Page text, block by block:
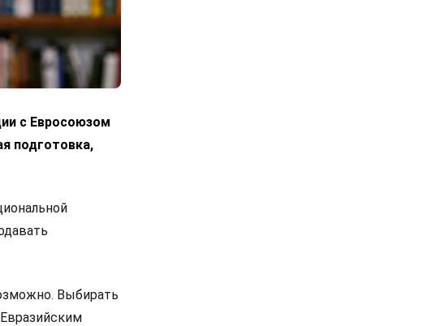
с Евросоюзом
подготовка,
Выбирать